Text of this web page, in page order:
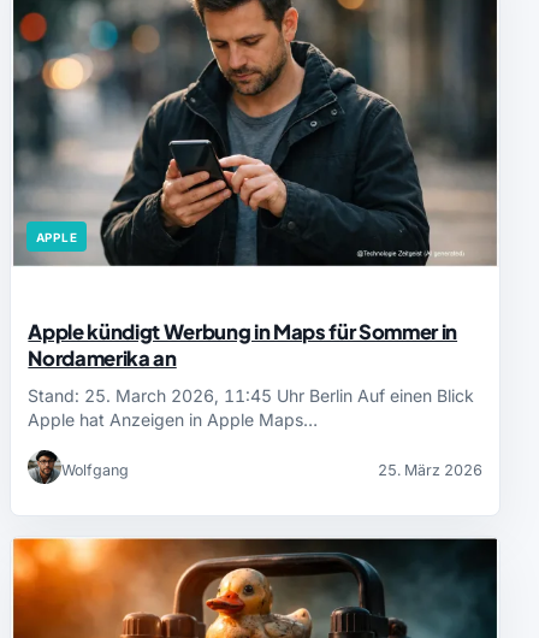
APPLE
Apple kündigt Werbung in Maps für Sommer in
Nordamerika an
Stand: 25. March 2026, 11:45 Uhr Berlin Auf einen Blick
Apple hat Anzeigen in Apple Maps…
Wolfgang 25. März 2026